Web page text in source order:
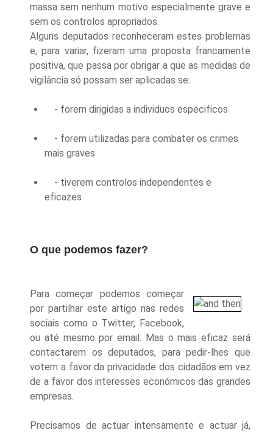
massa sem nenhum motivo especialmente grave e
sem os controlos apropriados.
Alguns deputados reconheceram estes problemas
e, para variar, fizeram uma proposta francamente
positiva, que passa por obrigar a que as medidas de
vigilância só possam ser aplicadas se:
- forem dirigidas a individuos especificos
- forem utilizadas para combater os crimes
mais graves
- tiverem controlos independentes e
eficazes
O que podemos fazer?
Para começar podemos começar
por partilhar este artigo nas redes
sociais como o Twitter, Facebook,
ou até mesmo por email. Mas o mais eficaz será
contactarem os deputados, para pedir-lhes que
votem a favor da privacidade dos cidadãos em vez
de a favor dos interesses económicos das grandes
empresas.
Precisamos de actuar intensamente e actuar já,